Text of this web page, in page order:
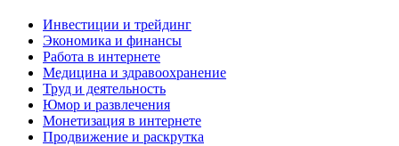
Инвестиции и трейдинг
Экономика и финансы
Работа в интернете
Медицина и здравоохранение
Труд и деятельность
Юмор и развлечения
Монетизация в интернете
Продвижение и раскрутка